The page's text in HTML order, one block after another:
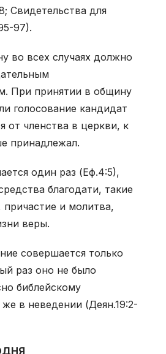
Свидетельства для
97).
во всех случаях должно
При принятии в общину
голосование кандидат
от членства в церкви, к
принадлежал.
один раз (Еф.4:5),
благодати, такие
причастие и молитва,
веры.
совершается только
раз оно не было
библейскому
в неведении (Деян.19:2-